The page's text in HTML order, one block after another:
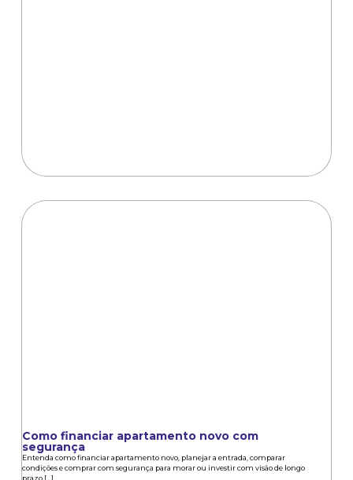
Como financiar apartamento novo com
segurança
Entenda como financiar apartamento novo, planejar a entrada, comparar
condições e comprar com segurança para morar ou investir com visão de longo
prazo.[...]